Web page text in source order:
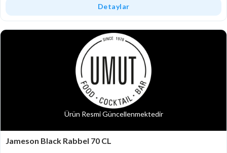
Detaylar
Ürün Resmi Güncellenmektedir
Jameson Black Rabbel 70 CL